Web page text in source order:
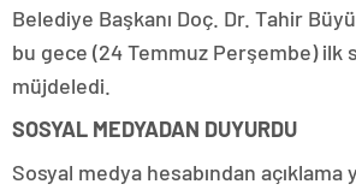
Belediye Başkanı Doç. Dr. Tahir
bu gece (24 Temmuz Perşembe) ilk
müjdeledi.
SOSYAL MEDYADAN DUYURDU
Sosyal medya hesabından açıklama